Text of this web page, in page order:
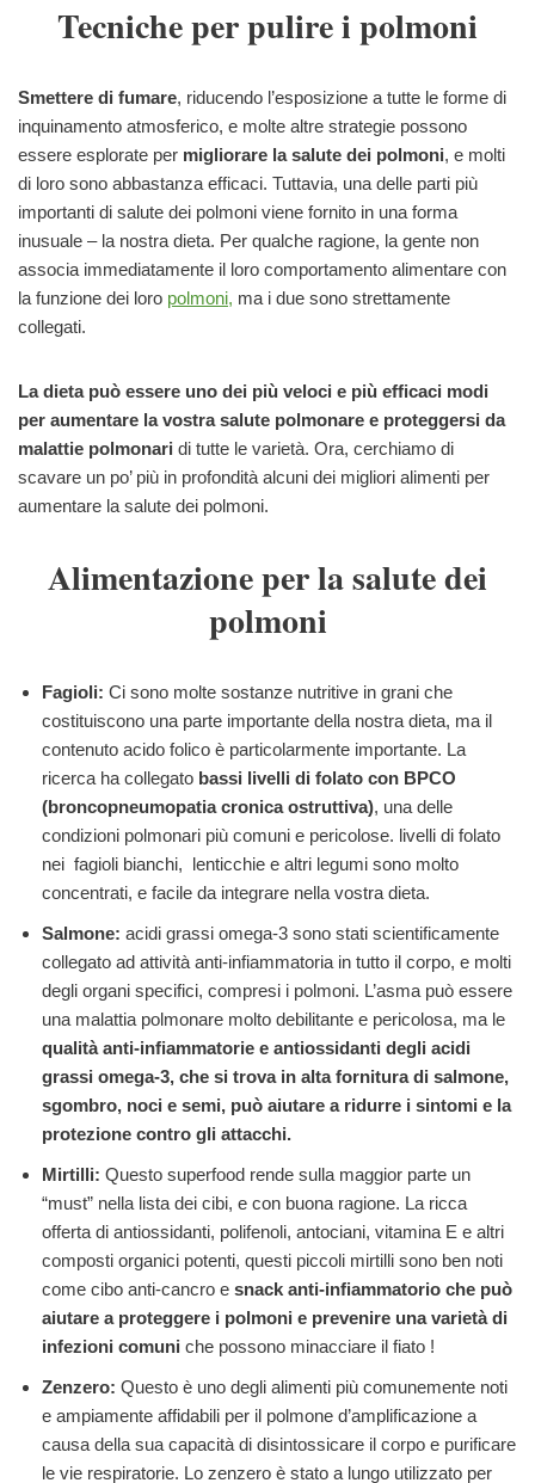
Tecniche per pulire i polmoni
Smettere di fumare, riducendo l’esposizione a tutte le forme di
inquinamento atmosferico, e molte altre strategie possono
essere esplorate per migliorare la salute dei polmoni, e molti
di loro sono abbastanza efficaci. Tuttavia, una delle parti più
importanti di salute dei polmoni viene fornito in una forma
inusuale – la nostra dieta. Per qualche ragione, la gente non
associa immediatamente il loro comportamento alimentare con
la funzione dei loro polmoni, ma i due sono strettamente
collegati.
La dieta può essere uno dei più veloci e più efficaci modi
per aumentare la vostra salute polmonare e proteggersi da
malattie polmonari di tutte le varietà. Ora, cerchiamo di
scavare un po’ più in profondità alcuni dei migliori alimenti per
aumentare la salute dei polmoni.
Alimentazione per la salute dei
polmoni
Fagioli: Ci sono molte sostanze nutritive in grani che
costituiscono una parte importante della nostra dieta, ma il
contenuto acido folico è particolarmente importante. La
ricerca ha collegato bassi livelli di folato con BPCO
(broncopneumopatia cronica ostruttiva), una delle
condizioni polmonari più comuni e pericolose. livelli di folato
nei fagioli bianchi, lenticchie e altri legumi sono molto
concentrati, e facile da integrare nella vostra dieta.
Salmone: acidi grassi omega-3 sono stati scientificamente
collegato ad attività anti-infiammatoria in tutto il corpo, e molti
degli organi specifici, compresi i polmoni. L’asma può essere
una malattia polmonare molto debilitante e pericolosa, ma le
qualità anti-infiammatorie e antiossidanti degli acidi
grassi omega-3, che si trova in alta fornitura di salmone,
sgombro, noci e semi, può aiutare a ridurre i sintomi e la
protezione contro gli attacchi.
Mirtilli: Questo superfood rende sulla maggior parte un
“must” nella lista dei cibi, e con buona ragione. La ricca
offerta di antiossidanti, polifenoli, antociani, vitamina E e altri
composti organici potenti, questi piccoli mirtilli sono ben noti
come cibo anti-cancro e snack anti-infiammatorio che può
aiutare a proteggere i polmoni e prevenire una varietà di
infezioni comuni che possono minacciare il fiato !
Zenzero: Questo è uno degli alimenti più comunemente noti
e ampiamente affidabili per il polmone d’amplificazione a
causa della sua capacità di disintossicare il corpo e purificare
le vie respiratorie. Lo zenzero è stato a lungo utilizzato per